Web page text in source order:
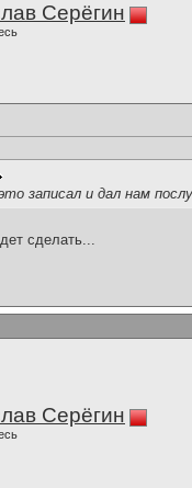
Серёгин
записал и дал нам
сделать...
Серёгин